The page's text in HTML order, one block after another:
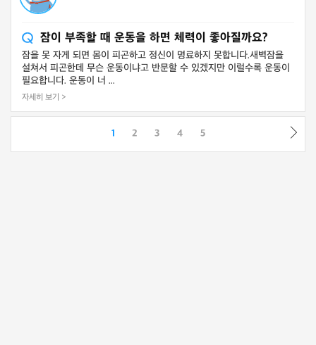
잠이 부족할 때 운동을 하면 체력이 좋아질까요?
잠을 못 자게 되면 몸이 피곤하고 정신이 명료하지 못합니다.새벽잠을
설쳐서 피곤한데 무슨 운동이냐고 반문할 수 있겠지만 이럴수록 운동이
필요합니다. 운동이 너 ...
자세히 보기 >
1 2 3 4 5